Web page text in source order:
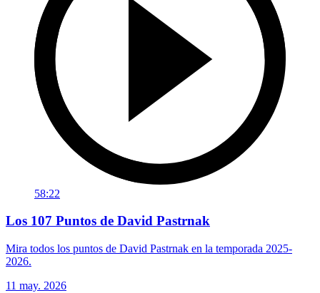
58:22
Los 107 Puntos de David Pastrnak
Mira todos los puntos de David Pastrnak en la temporada 2025-
2026.
11 may. 2026